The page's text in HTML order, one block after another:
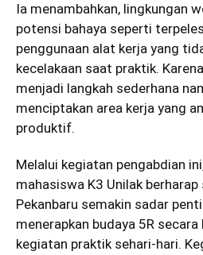
Ia menambahkan, lingkungan
potensi bahaya seperti
penggunaan alat kerja yang
kecelakaan saat praktik.
menjadi langkah sederhana
menciptakan area kerja yang
produktif.
Melalui kegiatan pengabdian
mahasiswa K3 Unilak
Pekanbaru semakin sadar
menerapkan budaya 5R
kegiatan praktik sehari-hari.